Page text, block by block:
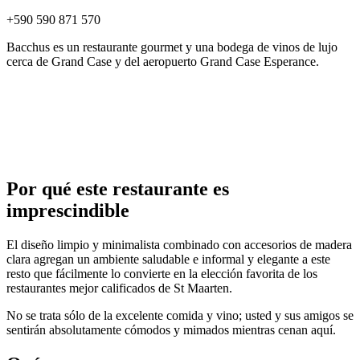
+590 590 871 570
Bacchus es un restaurante gourmet y una bodega de vinos de lujo
cerca de Grand Case y del aeropuerto Grand Case Esperance.
Por qué este restaurante es
imprescindible
El diseño limpio y minimalista combinado con accesorios de madera
clara agregan un ambiente saludable e informal y elegante a este
resto que fácilmente lo convierte en la elección favorita de los
restaurantes mejor calificados de St Maarten.
No se trata sólo de la excelente comida y vino; usted y sus amigos se
sentirán absolutamente cómodos y mimados mientras cenan aquí.